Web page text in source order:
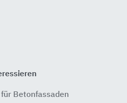
Betonfassaden